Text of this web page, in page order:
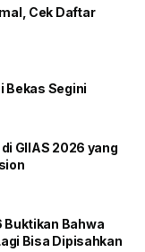
chrome
eksteriornya
membalut
Konstruksi
oleh
berat.
pintu laku, kata
Lalu, sistem
Cek Daftar
Bekas Segini
GIIAS 2026 yang
Bahwa
Bisa Dipisahkan